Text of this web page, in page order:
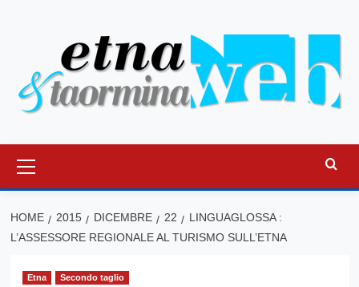
principale
HOME 2015 DICEMBRE 22
LINGUAGLOSSA :
L’ASSESSORE REGIONALE AL TURISMO SULL’ETNA
Etna Secondo taglio